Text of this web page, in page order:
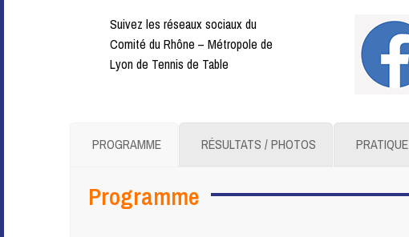
Suivez les réseaux sociaux du
Comité du Rhône – Métropole de
Lyon de Tennis de Table
PROGRAMME RÉSULTATS / PHOTOS PRATIQUE
Programme